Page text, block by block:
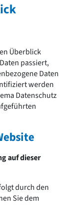
Überblick
passiert,
Daten
werden
Datenschutz
auf dieser
durch den
Sie dem